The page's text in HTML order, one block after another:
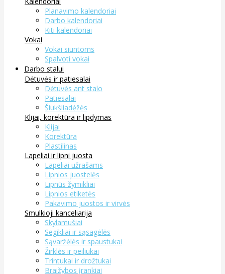
Planavimo kalendoriai
Darbo kalendoriai
Kiti kalendoriai
Vokai
Vokai siuntoms
Spalvoti vokai
Darbo stalui
Dėtuvės ir patiesalai
Dėtuvės ant stalo
Patiesalai
Šiukšliadėžės
Klijai, korektūra ir lipdymas
Klijai
Korektūra
Plastilinas
Lapeliai ir lipni juosta
Lapeliai užrašams
Lipnios juostelės
Lipnūs žymikliai
Lipnios etiketės
Pakavimo juostos ir virvės
Smulkioji kanceliarija
Skylamušiai
Segikliai ir sąsagėlės
Sąvaržėlės ir spaustukai
Žirklės ir peiliukai
Trintukai ir drožtukai
Braižybos įrankiai